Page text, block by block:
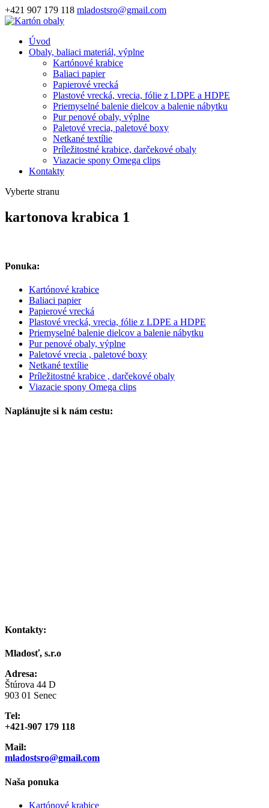
+421 907 179 118 mladostsro@gmail.com
Úvod
Obaly, baliaci materiál, výplne
Kartónové krabice
Baliaci papier
Papierové vrecká
Plastové vrecká, vrecia, fólie z LDPE a HDPE
Priemyselné balenie dielcov a balenie nábytku
Pur penové obaly, výplne
Paletové vrecia, paletové boxy
Netkané textílie
Príležitostné krabice, darčekové obaly
Viazacie spony Omega clips
Kontakty
Vyberte stranu
kartonova krabica 1
Ponuka:
Kartónové krabice
Baliaci papier
Papierové vrecká
Plastové vrecká, vrecia, fólie z LDPE a HDPE
Priemyselné balenie dielcov a balenie nábytku
Pur penové obaly, výplne
Paletové vrecia , paletové boxy
Netkané textílie
Príležitostné krabice , darčekové obaly
Viazacie spony Omega clips
Naplánujte si k nám cestu:
Kontakty:
Mladosť, s.r.o
Adresa:
Štúrova 44 D
903 01 Senec
Tel:
+421-907 179 118
Mail:
mladostsro@gmail.com
Naša ponuka
Kartónové krabice